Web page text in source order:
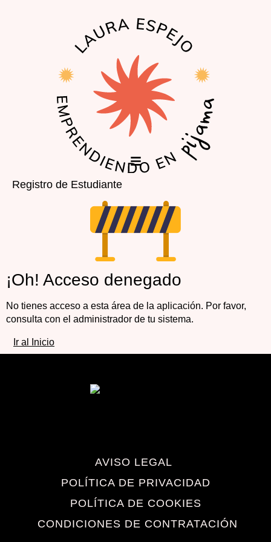
Registro de Estudiante
¡Oh! Acceso denegado
No tienes acceso a esta área de la aplicación. Por favor,
consulta con el administrador de tu sistema.
Ir al Inicio
AVISO LEGAL
POLÍTICA DE PRIVACIDAD
POLÍTICA DE COOKIES
CONDICIONES DE CONTRATACIÓN